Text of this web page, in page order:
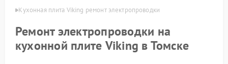
Кухонная плита Viking ремонт электропроводки
Ремонт электропроводки на
кухонной плите Viking в Томске